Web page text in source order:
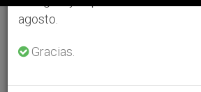
agosto.
Gracias.